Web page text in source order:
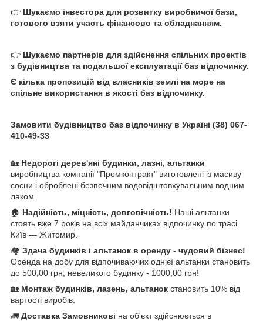
👉 Шукаємо інвестора для розвитку виробничої бази,
готового взяти участь фінансово та обладнанням.
👉 Шукаємо партнерів для здійснення спільних проектів
з будівництва та подальшої експлуатації баз відпочинку.
Є кілька пропозицій від власників землі на море на
спільне використання в якості баз відпочинку.
Замовити будівництво баз відпочинку в Україні (38) 067-
410-49-33
🏡 Недорогі дерев'яні будинки, лазні, альтанки
виробництва компанії "Промконтракт" виготовлені із масиву
сосни і оброблені безпечним водовідштовхувальним водним
лаком.
🏠 Надійність, міцність, довговічність! Наші альтанки
стоять вже 7 років на всіх майданчиках відпочинку по трасі
Київ ― Житомир.
🏘️ Здача будинків і альтанок в оренду - чудовий бізнес!
Оренда на добу для відпочиваючих однієї альтанки становить
до 500,00 грн, невеликого будинку - 1000,00 грн!
🏡 Монтаж будинків, лазень, альтанок становить 10% від
вартості виробів.
🚛 Доставка Замовникові на об'єкт здійснюється в